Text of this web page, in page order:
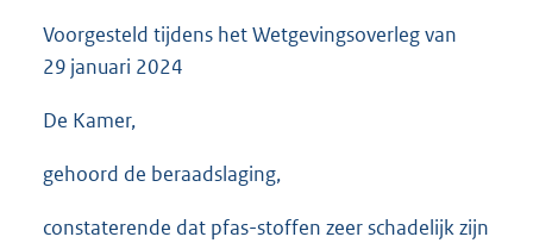
Voorgesteld tijdens het Wetgevingsoverleg van
29 januari 2024
De Kamer,
gehoord de beraadslaging,
constaterende dat pfas-stoffen zeer schadelijk zijn